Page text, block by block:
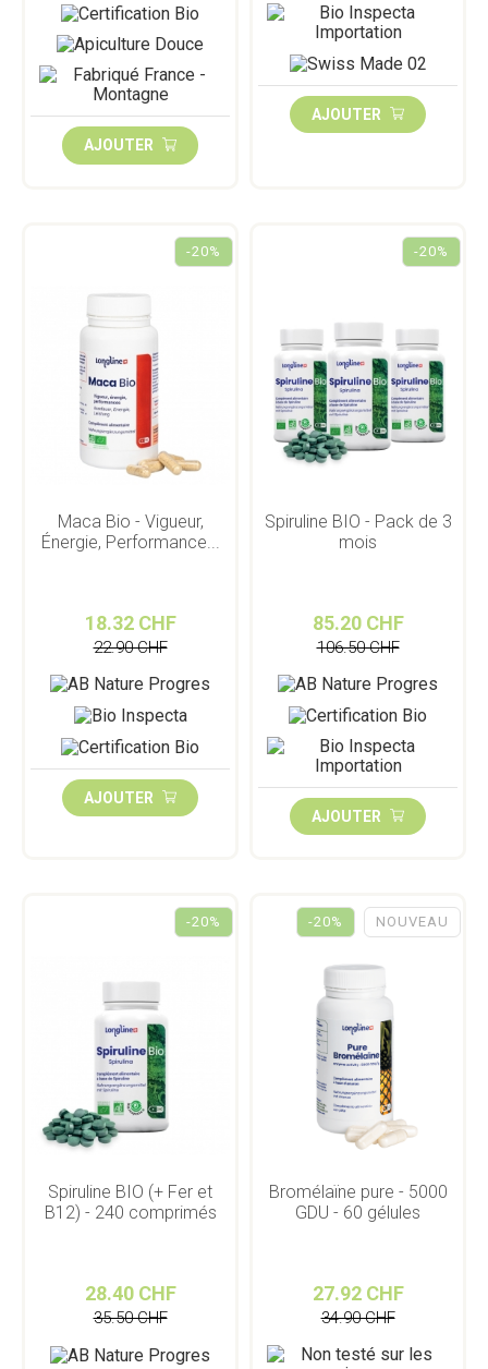
AJOUTER
AJOUTER
-20%
Maca Bio - Vigueur,
Énergie, Performance...
18.32 CHF
22.90 CHF
AJOUTER
-20%
Spiruline BIO - Pack de 3
mois
85.20 CHF
106.50 CHF
AJOUTER
-20%
Spiruline BIO (+ Fer et
B12) - 240 comprimés
28.40 CHF
35.50 CHF
-20% NOUVEAU
Bromélaïne pure - 5000
GDU - 60 gélules
27.92 CHF
34.90 CHF